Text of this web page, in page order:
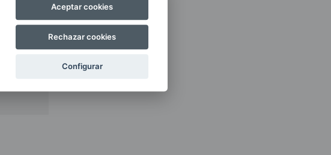
Aceptar cookies
Rechazar cookies
Configurar